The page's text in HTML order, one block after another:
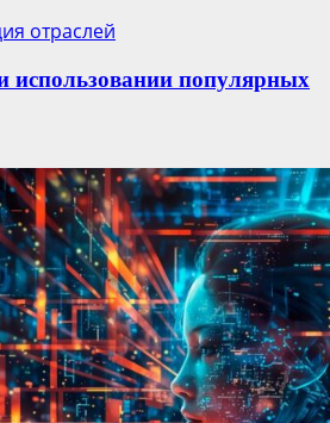
отраслей
использовании популярных